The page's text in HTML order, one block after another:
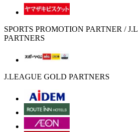
SPORTS PROMOTION PARTNER /
PARTNERS
J.LEAGUE GOLD PARTNERS